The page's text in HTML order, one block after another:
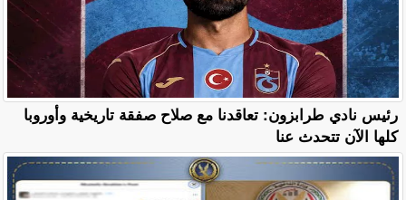
رئيس نادي طرابزون: تعاقدنا مع صلاح صفقة تاريخية وأوروبا
كلها الآن تتحدث عنا